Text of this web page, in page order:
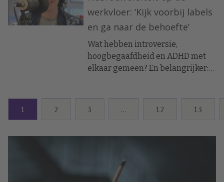
werkvloer: ‘Kijk voorbij labels
en ga naar de behoefte’
Wat hebben introversie,
hoogbegaafdheid en ADHD met
elkaar gemeen? En belangrijker:
organisaties nog veel laten
liggen. De kernboodschap: stop
1 2 3 … 12 13